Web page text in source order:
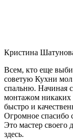
Кристина
Всем, кто еще
советую Кухни
спальню. Начиная
монтажом никаких
быстро и
Огромное спасибо
Это мастер своего
здесь.